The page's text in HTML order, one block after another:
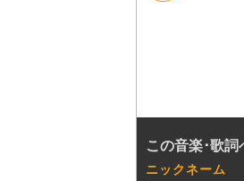
この音楽･歌
ニックネーム